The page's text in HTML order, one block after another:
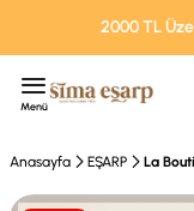
2000 TL
Menü
Anasayfa EŞARP La